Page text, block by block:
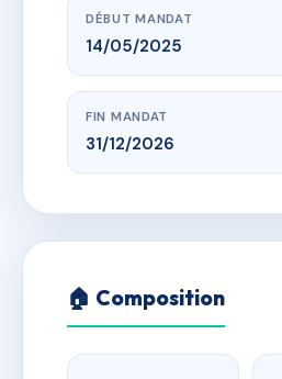
DÉBUT MANDAT
14/05/2025
FIN MANDAT
31/12/2026
🏠 Composition